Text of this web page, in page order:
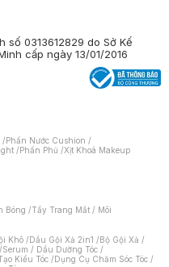
số 0313612829 do Sở Kế
cấp ngày 13/01/2016
/Phấn Nước Cushion /
/Phấn Phủ /Xịt Khoá Makeup
Bóng /Tẩy Trang Mắt / Môi
Khô /Dầu Gội Xả 2in1 /Bộ Gội Xả /
/Serum / Dầu Dưỡng Tóc /
Kiểu Tóc /Dụng Cụ Chăm Sóc Tóc /